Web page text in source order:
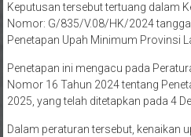
Nomor: G/835/V.08/HK/2024
Penetapan Upah Minimum Provinsi
Nomor 16 Tahun 2024 tentang
2025, yang telah ditetapkan pada 4
ditetapkan sebesar 6,5%,